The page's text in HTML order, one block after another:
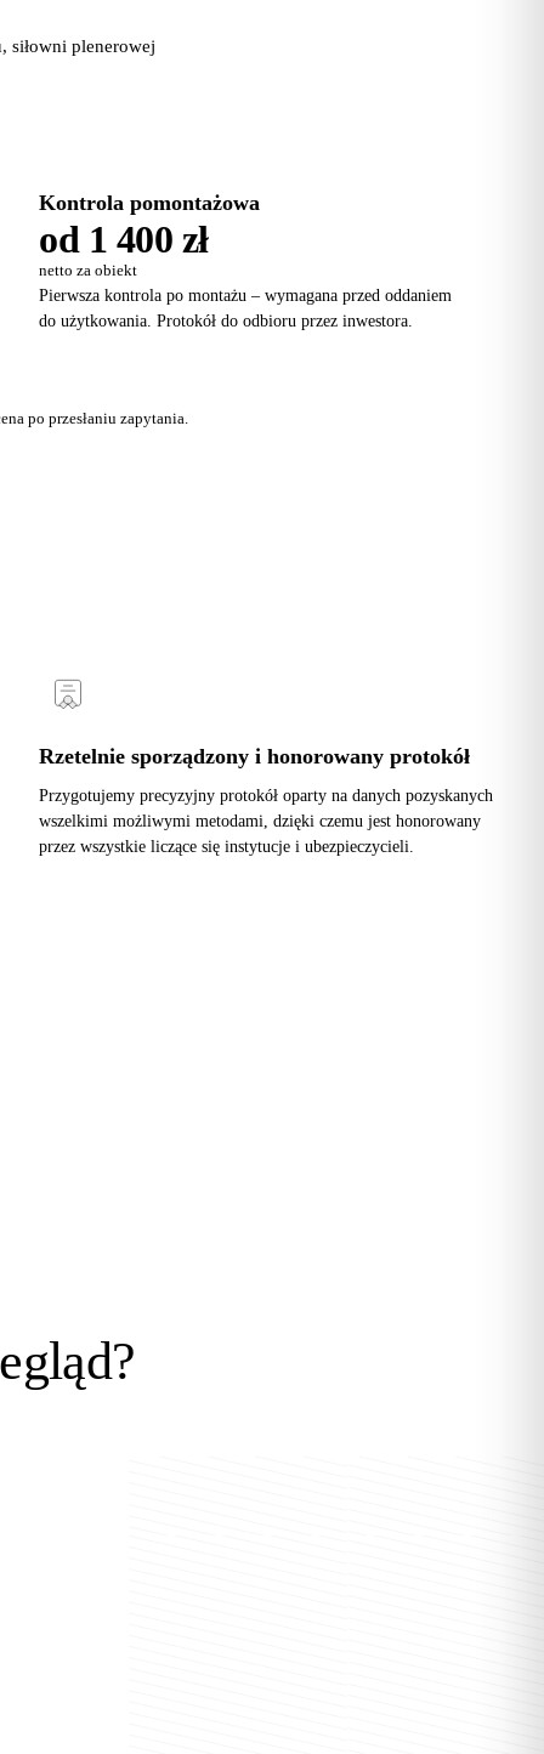
siłowni plenerowej
Kontrola pomontażowa
od 1 400 zł
netto za obiekt
Pierwsza kontrola po montażu – wymagana przed oddaniem
do użytkowania. Protokół do odbioru przez inwestora.
po przesłaniu zapytania.
Rzetelnie sporządzony i honorowany protokół
Przygotujemy precyzyjny protokół oparty na danych pozyskanych
wszelkimi możliwymi metodami, dzięki czemu jest honorowany
przez wszystkie liczące się instytucje i ubezpieczycieli.